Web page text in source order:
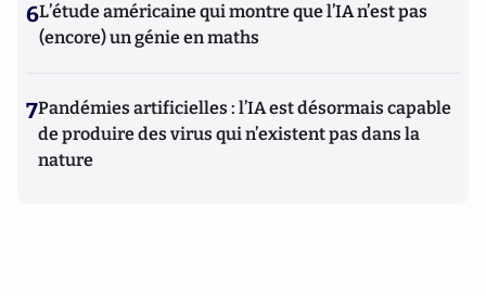
6L’étude américaine qui montre que l’IA n’est pas
(encore) un génie en maths
7Pandémies artificielles : l’IA est désormais capable
de produire des virus qui n’existent pas dans la
nature